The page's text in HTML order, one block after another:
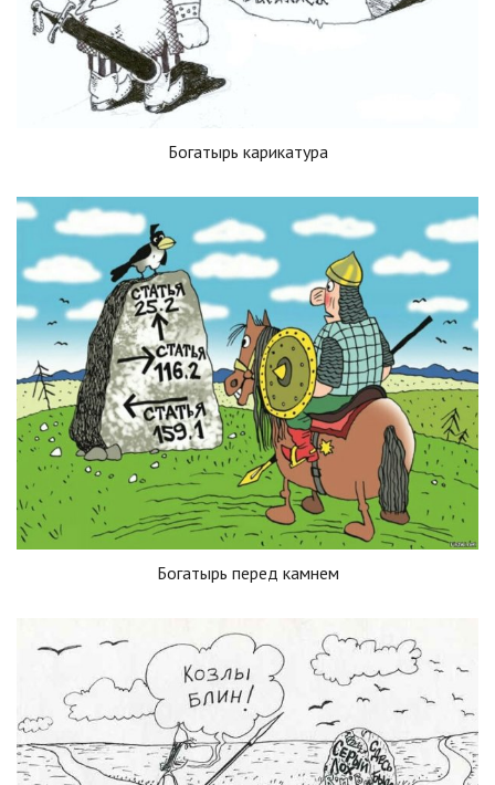
Богатырь карикатура
Богатырь перед камнем